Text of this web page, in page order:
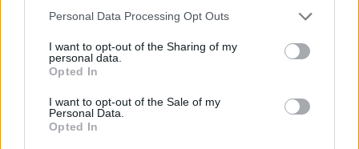
Please note that this website/app uses one or more Google
not limited to your visit or usage behaviour. You may click to
grant or deny consent to Google and its third-party tags to
use your data for below specified purposes in below Google
consent section.
Personal Data Processing Opt Outs
I want to opt-out of the Sharing of my
personal data.
Opted In
I want to opt-out of the Sale of my
Personal Data.
Opted In
kiürítésében is. Egyes kutatások szerint napi egy
kialakulásának esélyét.